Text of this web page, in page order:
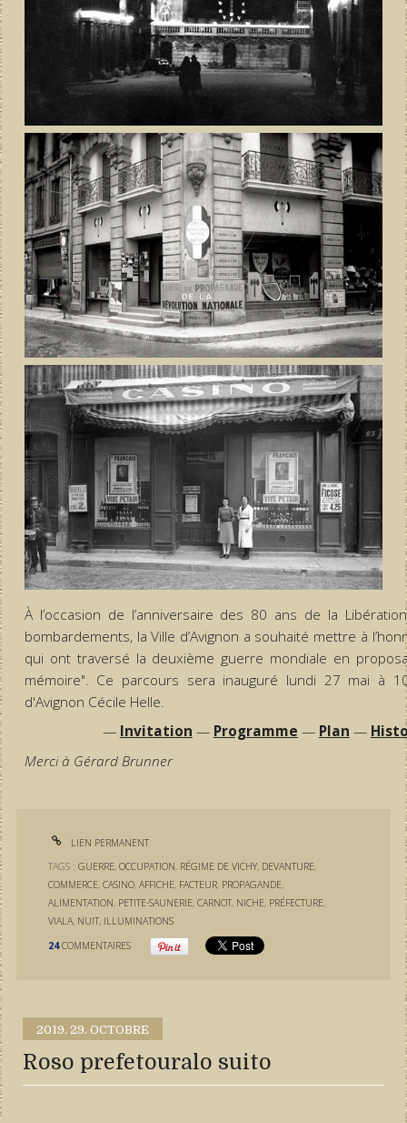
À l’occasion de l’anniversaire des 80 ans de la
bombardements, la Ville d’Avignon a souhaité mettre à
qui ont traversé la deuxième guerre mondiale en
mémoire". Ce parcours sera inauguré lundi 27 mai à
d'Avignon Cécile Helle.
— Invitation — Programme — Plan —
Merci à Gérard Brunner
LIEN PERMANENT
TAGS :GUERRE,OCCUPATION, RÉGIME DE VICHY, DEVANTURE,
COMMERCE,CASINO,AFFICHE, FACTEUR, PROPAGANDE,
ALIMENTATION, PETITE-SAUNERIE,CARNOT, NICHE, PRÉFECTURE,
VIALA, NUIT, ILLUMINATIONS
24 COMMENTAIRES
2019. 29. OCTOBRE
Roso prefetouralo suito